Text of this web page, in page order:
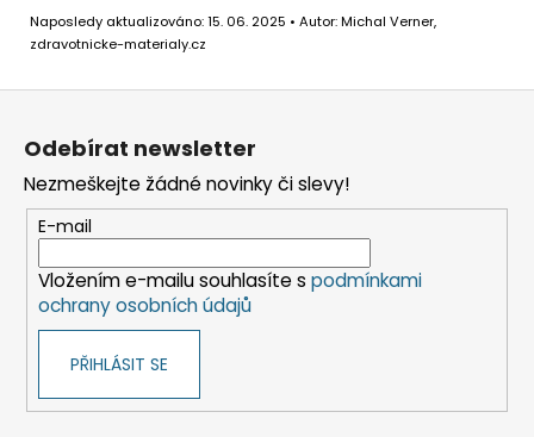
Naposledy aktualizováno: 15. 06. 2025 • Autor: Michal Verner,
zdravotnicke-materialy.cz
Z
Odebírat newsletter
Nezmeškejte žádné novinky či slevy!
E-mail
Vložením e-mailu souhlasíte s podmínkami
ochrany osobních údajů
PŘIHLÁSIT SE